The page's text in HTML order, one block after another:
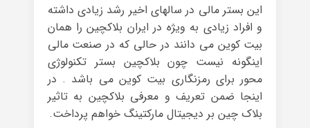
این بستر مالی در سالهای اخیر رشد زیادی داشته
و افراد زیادی به ویژه در ایران بلاکچین را همان
بیت کوین می دانند در حالی که در صنعت مالی
اینگونه نیست چون بلاکچین بستر تکنولوژی
محور برای رمزنگاری بیت کوین می باشد . در
اینجا ضمن تعریف و معرفی بلاکچین به تاثیر
بلاک چین بر دیجیتال مارکتینگ خواهم پرداخت.